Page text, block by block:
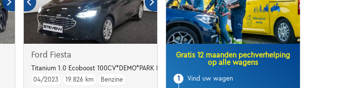
Ford Fiesta
Titanium 1.0 Ecoboost 100CV*DEMO*PARK PILOT*
04/2023
19.826 km
Benzine
Gratis 12 maanden pechverhelping
op alle wagens
1 Vind uw wagen